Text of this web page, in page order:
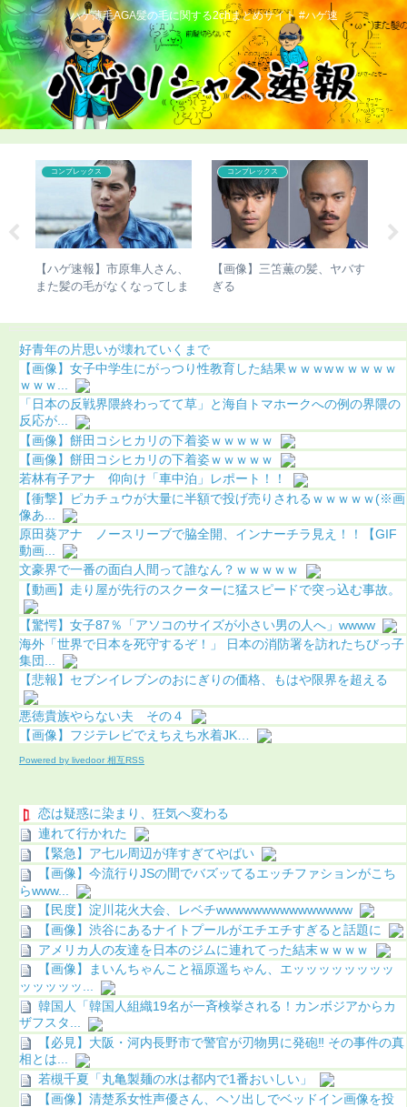
ハゲ薄毛AGA髪の毛に関する2chまとめサイト #ハゲ速
コンプレックス
【ハゲ速報】市原隼人さん、
また髪の毛がなくなってしま
コンプレックス
【画像】三笘薫の髪、ヤバす
ぎる
好青年の片思いが壊れていくまで
【画像】女子中学生にがっつり性教育した結果ｗｗｗwｗｗｗｗｗ
ｗｗｗ...
「日本の反戦界隈終わってて草」と海自トマホークへの例の界隈の
反応が...
【画像】餅田コシヒカリの下着姿ｗｗｗｗｗ
【画像】餅田コシヒカリの下着姿ｗｗｗｗｗ
若林有子アナ 仰向け「車中泊」レポート！！
【衝撃】ピカチュウが大量に半額で投げ売りされるｗｗｗｗｗ(※画
像あ...
原田葵アナ ノースリーブで脇全開、インナーチラ見え！！【GIF
動画...
文豪界で一番の面白人間って誰なん？ｗｗｗｗｗ
【動画】走り屋が先行のスクーターに猛スピードで突っ込む事故。
【驚愕】女子87％「アソコのサイズが小さい男の人へ」wwww
海外「世界で日本を死守するぞ！」 日本の消防署を訪れたちびっ子
集団...
【悲報】セブンイレブンのおにぎりの価格、もはや限界を超える
悪徳貴族やらない夫 その４
【画像】フジテレビでえちえち水着JK…
Powered by livedoor 相互RSS
恋は疑惑に染まり、狂気へ変わる
連れて行かれた
【緊急】ア七ル周辺が痒すぎてやばい
【画像】今流行りJSの間でバズッてるエッチファションがこち
らwww...
【民度】淀川花火大会、レベチwwwwwwwwwwwwwww
【画像】渋谷にあるナイトプールがエチエチすぎると話題に
アメリカ人の友達を日本のジムに連れてった結末ｗｗｗｗ
【画像】まいんちゃんこと福原遥ちゃん、エッッッッッッッッ
ッッッッッ...
韓国人「韓国人組織19名が一斉検挙される！カンボジアからカ
ザフスタ...
【必見】大阪・河内長野市で警官が刃物男に発砲‼ その事件の真
相とは...
若槻千夏「丸亀製麺の水は都内で1番おいしい」
【画像】清楚系女性声優さん、ヘソ出しでベッドイン画像を投